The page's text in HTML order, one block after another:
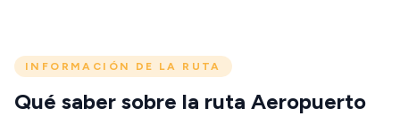
INFORMACIÓN DE LA RUTA
Qué saber sobre la ruta Aeropuerto